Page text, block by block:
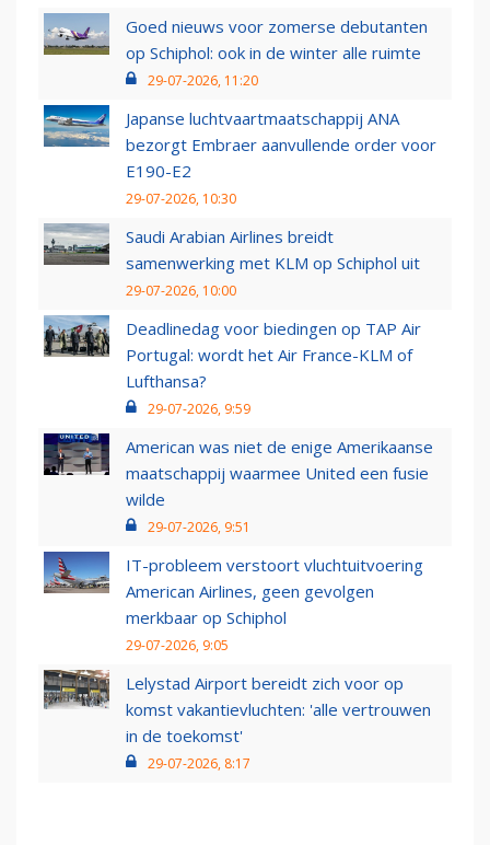
Goed nieuws voor zomerse debutanten
op Schiphol: ook in de winter alle ruimte
29-07-2026, 11:20
Japanse luchtvaartmaatschappij ANA
bezorgt Embraer aanvullende order voor
E190-E2
29-07-2026, 10:30
Saudi Arabian Airlines breidt
samenwerking met KLM op Schiphol uit
29-07-2026, 10:00
Deadlinedag voor biedingen op TAP Air
Portugal: wordt het Air France-KLM of
Lufthansa?
29-07-2026, 9:59
American was niet de enige Amerikaanse
maatschappij waarmee United een fusie
wilde
29-07-2026, 9:51
IT-probleem verstoort vluchtuitvoering
American Airlines, geen gevolgen
merkbaar op Schiphol
29-07-2026, 9:05
Lelystad Airport bereidt zich voor op
komst vakantievluchten: 'alle vertrouwen
in de toekomst'
29-07-2026, 8:17